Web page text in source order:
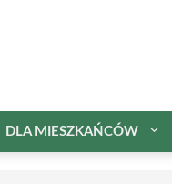
DLA MIESZKAŃCÓW